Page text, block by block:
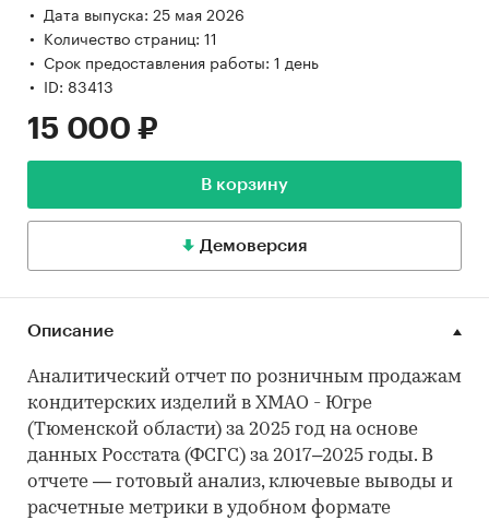
Дата выпуска: 25 мая 2026
Количество страниц: 11
Срок предоставления работы: 1 день
ID: 83413
15 000 ₽
В корзину
Демоверсия
Описание
Аналитический отчет по розничным продажам
кондитерских изделий в ХМАО - Югре
(Тюменской области) за 2025 год на основе
данных Росстата (ФСГС) за 2017–2025 годы. В
отчете — готовый анализ, ключевые выводы и
расчетные метрики в удобном формате